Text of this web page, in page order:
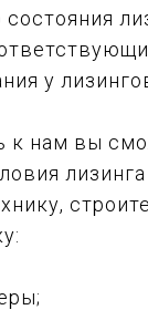
у
к нам вы